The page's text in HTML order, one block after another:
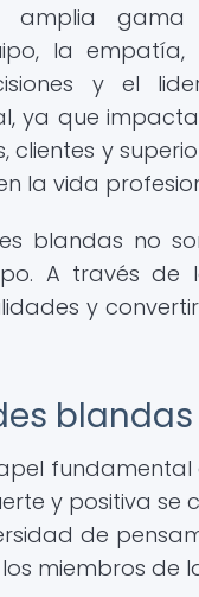
amplia
la
y el
ya que
y
la vida
blandas no
A través de
y
y positiva
de
miembros de